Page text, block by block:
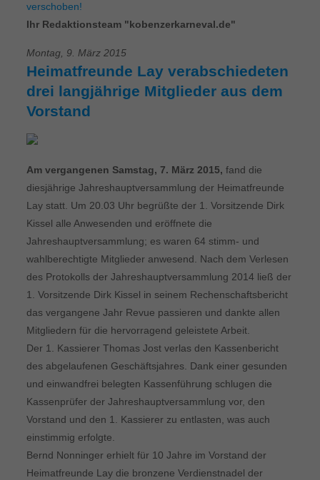
verschoben!
Ihr Redaktionsteam "kobenzerkarneval.de"
Montag, 9. März 2015
Heimatfreunde Lay verabschiedeten
drei langjährige Mitglieder aus dem
Vorstand
Am vergangenen Samstag, 7. März 2015, fand die
diesjährige Jahreshauptversammlung der Heimatfreunde
Lay statt. Um 20.03 Uhr begrüßte der 1. Vorsitzende Dirk
Kissel alle Anwesenden und eröffnete die
Jahreshauptversammlung; es waren 64 stimm- und
wahlberechtigte Mitglieder anwesend. Nach dem Verlesen
des Protokolls der Jahreshauptversammlung 2014 ließ der
1. Vorsitzende Dirk Kissel in seinem Rechenschaftsbericht
das vergangene Jahr Revue passieren und dankte allen
Mitgliedern für die hervorragend geleistete Arbeit.
Der 1. Kassierer Thomas Jost verlas den Kassenbericht
des abgelaufenen Geschäftsjahres. Dank einer gesunden
und einwandfrei belegten Kassenführung schlugen die
Kassenprüfer der Jahreshauptversammlung vor, den
Vorstand und den 1. Kassierer zu entlasten, was auch
einstimmig erfolgte.
Bernd Nonninger erhielt für 10 Jahre im Vorstand der
Heimatfreunde Lay die bronzene Verdienstnadel der